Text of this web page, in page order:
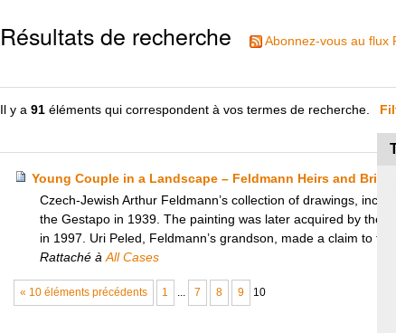
Résultats de recherche Abonnez-vous au flux
Il y a91 éléments qui correspondent à vos termes de recherche.
Young Couple in a Landscape – Feldmann Heirs and
Czech-Jewish Arthur Feldmann’s collection of drawings,
the Gestapo in 1939. The painting was later acquired by the
in 1997. Uri Peled, Feldmann’s grandson, made a claim to the
Rattaché à All Cases
« 10 éléments précédents 1 7 8 9 10